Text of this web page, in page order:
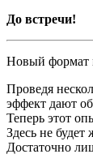
До встречи!
Новый формат
Проведя
эффект дают
Теперь этот
Здесь не будет
Достаточно